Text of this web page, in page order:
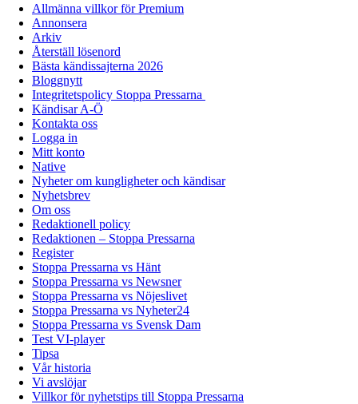
Allmänna villkor för Premium
Annonsera
Arkiv
Återställ lösenord
Bästa kändissajterna 2026
Bloggnytt
Integritetspolicy Stoppa Pressarna
Kändisar A-Ö
Kontakta oss
Logga in
Mitt konto
Native
Nyheter om kungligheter och kändisar
Nyhetsbrev
Om oss
Redaktionell policy
Redaktionen – Stoppa Pressarna
Register
Stoppa Pressarna vs Hänt
Stoppa Pressarna vs Newsner
Stoppa Pressarna vs Nöjeslivet
Stoppa Pressarna vs Nyheter24
Stoppa Pressarna vs Svensk Dam
Test VI-player
Tipsa
Vår historia
Vi avslöjar
Villkor för nyhetstips till Stoppa Pressarna